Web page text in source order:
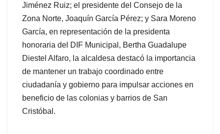
Jiménez Ruiz; el presidente del Consejo de la
Zona Norte, Joaquín García Pérez; y Sara Moreno
García, en representación de la presidenta
honoraria del DIF Municipal, Bertha Guadalupe
Diestel Alfaro, la alcaldesa destacó la importancia
de mantener un trabajo coordinado entre
ciudadanía y gobierno para impulsar acciones en
beneficio de las colonias y barrios de San
Cristóbal.